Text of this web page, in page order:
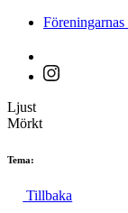
Ljust
Mörkt
Tema:
Tillbaka